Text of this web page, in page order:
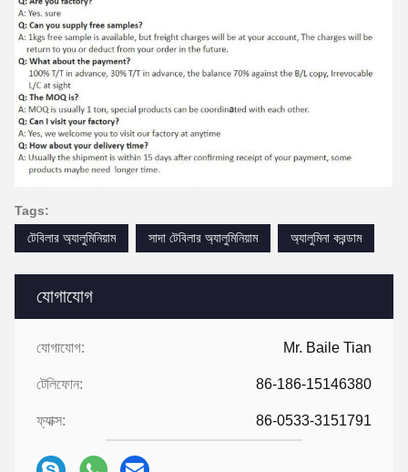
যোগাযোগ
যোগাযোগ: Mr. Baile Tian
টেলিফোন: 86-186-15146380
ফ্যাক্স: 86-0533-3151791
Tags:
টেবিলার অ্যালুমিনিয়াম
সাদা টেবিলার অ্যালুমিনিয়াম অ্যালুমিনা করন্ডাম